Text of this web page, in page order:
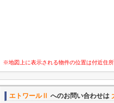
※地図上に表示される物件の位置は付近住
エトワールⅡ へのお問い合わせは